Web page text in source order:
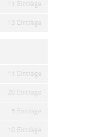
11 Einträge
13 Einträge
11 Einträge
20 Einträge
5 Einträge
10 Einträge